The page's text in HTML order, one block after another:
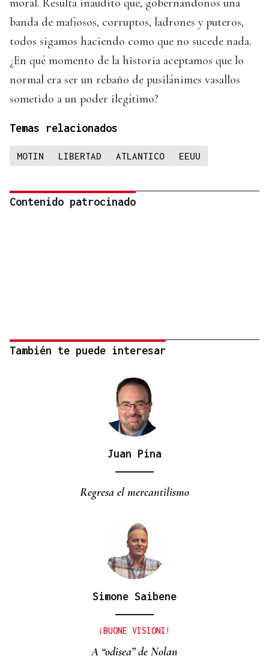
banda de mafiosos, corruptos, ladrones y puteros,
todos sigamos haciendo como que no sucede nada.
¿En qué momento de la historia aceptamos que lo
normal era ser un rebaño de pusilánimes vasallos
sometido a un poder ilegítimo?
Temas relacionados
MOTIN LIBERTAD ATLANTICO EEUU
Contenido patrocinado
También te puede interesar
Juan Pina
Regresa el mercantilismo
Simone Saibene
¡BUONE VISIONI!
A “odisea” de Nolan